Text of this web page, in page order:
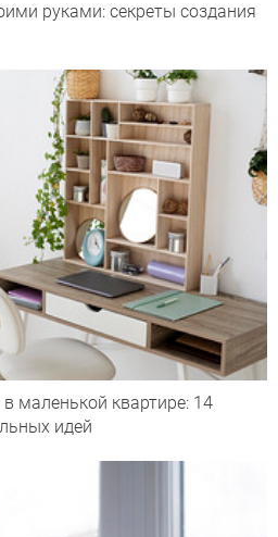
руками: секреты создания
маленькой квартире: 14
идей